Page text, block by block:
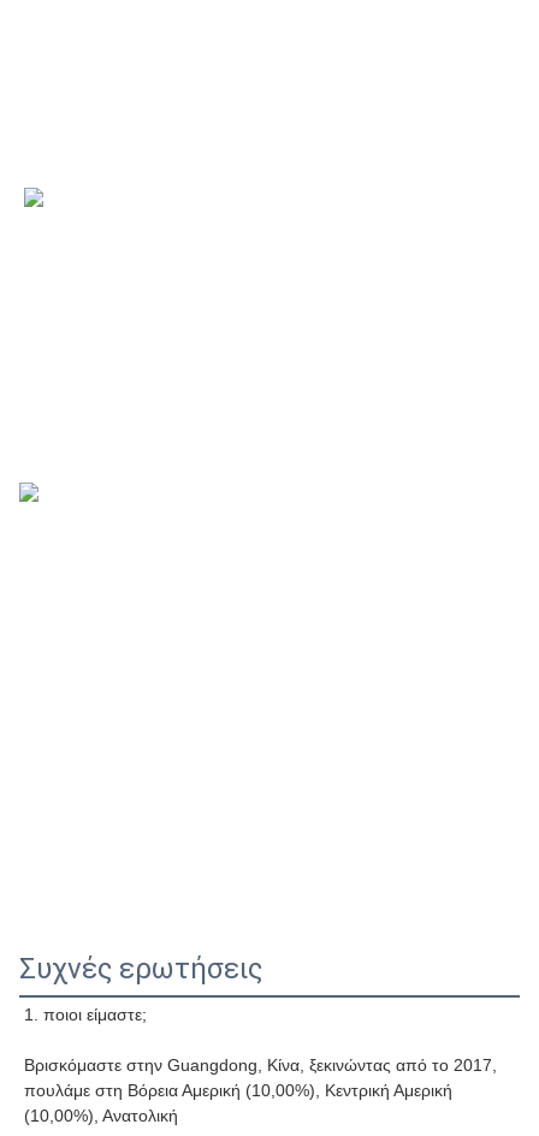
Συχνές ερωτήσεις
1. ποιοι είμαστε;
Βρισκόμαστε στην Guangdong, Κίνα, ξεκινώντας από το 2017,
πουλάμε στη Βόρεια Αμερική (10,00%), Κεντρική Αμερική
(10,00%), Ανατολική